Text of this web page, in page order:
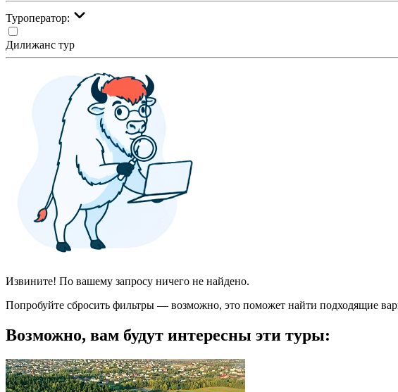
Туроператор:
Дилижанс тур
Извините! По вашему запросу ничего не найдено.
Попробуйте сбросить фильтры — возможно, это поможет найти подходящие
Возможно, вам будут интересны эти туры: